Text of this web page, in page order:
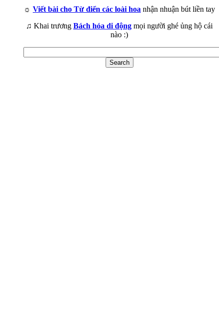
☼ Viết bài cho Từ điển các loài hoa nhận nhuận bút liền tay
♫ Khai trương Bách hóa di động mọi người ghé ủng hộ cái
nào :)